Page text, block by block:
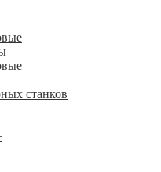
станков